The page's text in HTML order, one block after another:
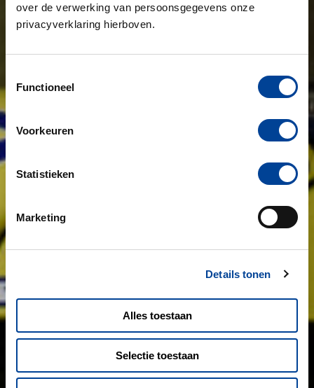
over de verwerking van persoonsgegevens onze
privacyverklaring hierboven.
Functioneel
Voorkeuren
Statistieken
Marketing
Details tonen
Alles toestaan
Selectie toestaan